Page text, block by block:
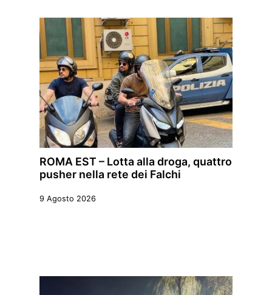
ROMA EST – Lotta alla droga, quattro
pusher nella rete dei Falchi
9 Agosto 2026